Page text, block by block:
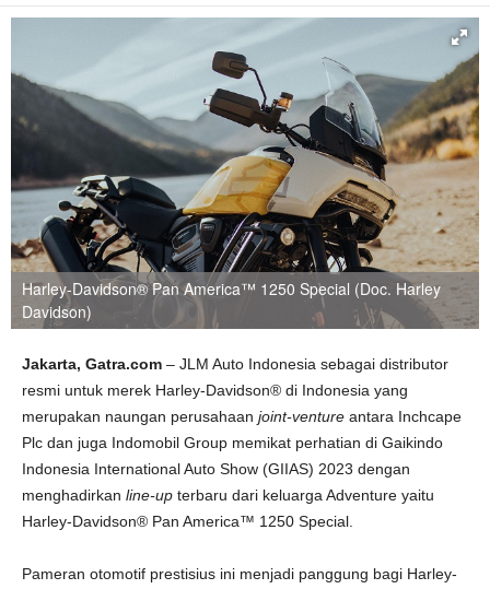
Harley-Davidson® Pan America™ 1250 Special (Doc. Harley
Davidson)
Jakarta, Gatra.com – JLM Auto Indonesia sebagai distributor
resmi untuk merek Harley-Davidson® di Indonesia yang
merupakan naungan perusahaan joint-venture antara Inchcape
Plc dan juga Indomobil Group memikat perhatian di Gaikindo
Indonesia International Auto Show (GIIAS) 2023 dengan
menghadirkan line-up terbaru dari keluarga Adventure yaitu
Harley-Davidson® Pan America™ 1250 Special.
Pameran otomotif prestisius ini menjadi panggung bagi Harley-